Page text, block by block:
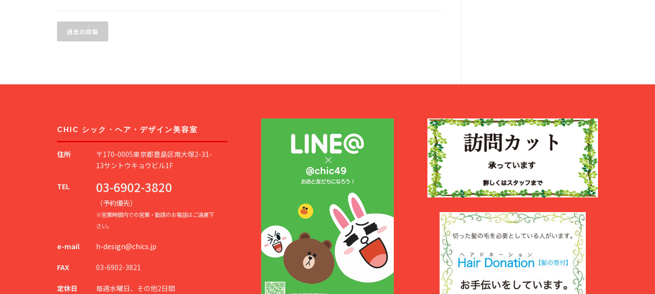
投
稿
シ
ョ
過去の投稿
CHIC シック・ヘア・デザイン美容室
住所
〒170-0005東京都豊島区南大塚2-31-
13サントウキョウビル1F
TEL 03-6902-3820
（予約優先）
※営業時間内での営業・勧誘のお電話はご遠慮下
さい。
e-mail h-design@chics.jp
FAX 03-6902-3821
定休日
毎週水曜日、その他2日間